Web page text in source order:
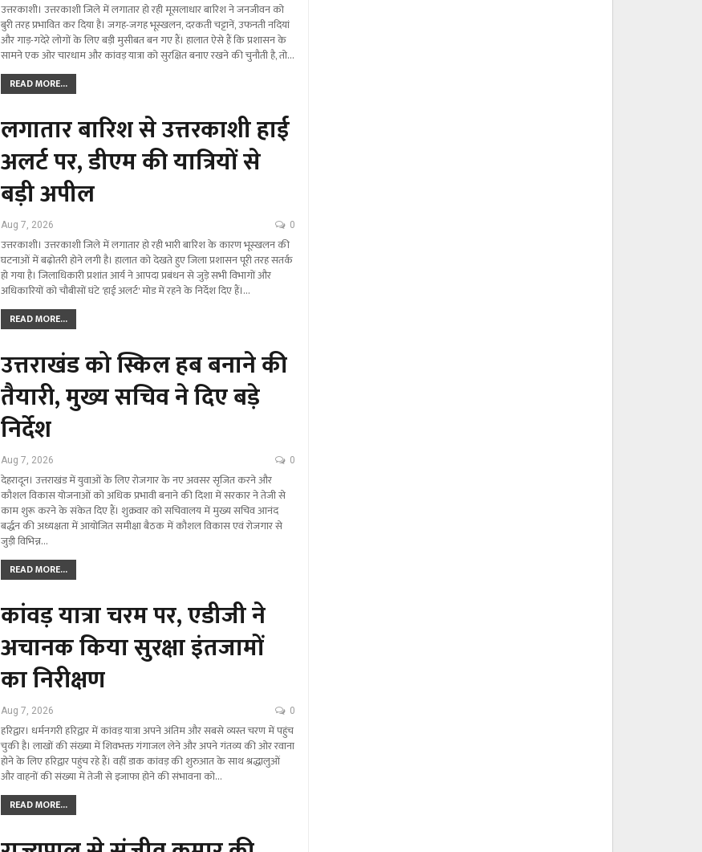
उत्तरकाशी। उत्तरकाशी जिले में लगातार हो रही मूसलाधार बारिश ने जनजीवन को
बुरी तरह प्रभावित कर दिया है। जगह-जगह भूस्खलन, दरकती चट्टानें, उफनती नदियां
और गाड़-गदेरे लोगों के लिए बड़ी मुसीबत बन गए हैं। हालात ऐसे हैं कि प्रशासन के
सामने एक ओर चारधाम और कांवड़ यात्रा को सुरक्षित बनाए रखने की चुनौती है, तो…
READ MORE...
लगातार बारिश से उत्तरकाशी हाई
अलर्ट पर, डीएम की यात्रियों से
बड़ी अपील
Aug 7, 2026 0
उत्तरकाशी। उत्तरकाशी जिले में लगातार हो रही भारी बारिश के कारण भूस्खलन की
घटनाओं में बढ़ोतरी होने लगी है। हालात को देखते हुए जिला प्रशासन पूरी तरह सतर्क
हो गया है। जिलाधिकारी प्रशांत आर्य ने आपदा प्रबंधन से जुड़े सभी विभागों और
अधिकारियों को चौबीसों घंटे 'हाई अलर्ट' मोड में रहने के निर्देश दिए हैं।…
READ MORE...
उत्तराखंड को स्किल हब बनाने की
तैयारी, मुख्य सचिव ने दिए बड़े
निर्देश
Aug 7, 2026 0
देहरादून। उत्तराखंड में युवाओं के लिए रोजगार के नए अवसर सृजित करने और
कौशल विकास योजनाओं को अधिक प्रभावी बनाने की दिशा में सरकार ने तेजी से
काम शुरू करने के संकेत दिए हैं। शुक्रवार को सचिवालय में मुख्य सचिव आनंद
बर्द्धन की अध्यक्षता में आयोजित समीक्षा बैठक में कौशल विकास एवं रोजगार से
जुड़ी विभिन्न…
READ MORE...
कांवड़ यात्रा चरम पर, एडीजी ने
अचानक किया सुरक्षा इंतजामों
का निरीक्षण
Aug 7, 2026 0
हरिद्वार। धर्मनगरी हरिद्वार में कांवड़ यात्रा अपने अंतिम और सबसे व्यस्त चरण में पहुंच
चुकी है। लाखों की संख्या में शिवभक्त गंगाजल लेने और अपने गंतव्य की ओर रवाना
होने के लिए हरिद्वार पहुंच रहे हैं। वहीं डाक कांवड़ की शुरुआत के साथ श्रद्धालुओं
और वाहनों की संख्या में तेजी से इजाफा होने की संभावना को…
READ MORE...